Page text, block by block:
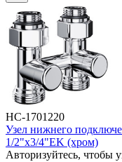
НС-1701220
Узел нижнего
1/2"х3/4"EK (хром)
Авторизуйтесь, чтобы